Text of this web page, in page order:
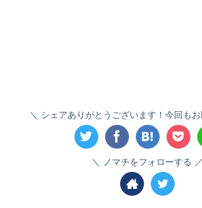
シェアありがとうございます！今回もお
ノマチをフォローする